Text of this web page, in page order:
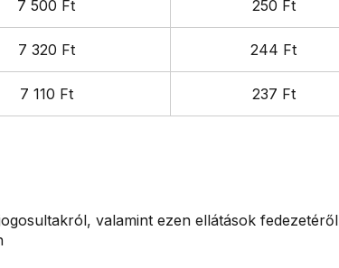
7 500 Ft 250 Ft
7 320 Ft 244 Ft
7 110 Ft 237 Ft
valamint ezen ellátások fedezetéről